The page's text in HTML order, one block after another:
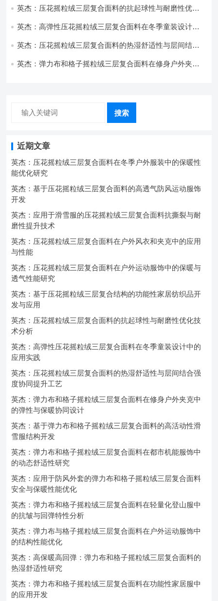
英杰：压花摇粒绒三层复合面料的抗起球性与耐磨性优化
英杰：高弹性压花摇粒绒三层复合面料在冬季童装设计中
英杰：压花摇粒绒三层复合面料的热湿舒适性与层间结合
英杰：弹力布和格子摇粒绒三层复合面料在修身户外夹克
搜索
近期文章
英杰：压花摇粒绒三层复合面料在冬季户外服装中的保暖性
能优化研究
英杰：基于压花摇粒绒三层复合面料的高透气防风运动服饰
开发
英杰：应用于滑雪服的压花摇粒绒三层复合面料抗撕裂与耐
磨性提升技术
英杰：压花摇粒绒三层复合面料在户外风衣和夹克中的应用
与性能
英杰：压花摇粒绒三层复合面料在户外运动服饰中的保暖与
透气性能研究
英杰：基于压花摇粒绒三层复合结构的功能性家居纺织品开
发与应用
英杰：压花摇粒绒三层复合面料的抗起球性与耐磨性优化技
术分析
英杰：高弹性压花摇粒绒三层复合面料在冬季童装设计中的
应用实践
英杰：压花摇粒绒三层复合面料的热湿舒适性与层间结合强
度协同提升工艺
英杰：弹力布和格子摇粒绒三层复合面料在修身户外夹克中
的弹性与保暖协同设计
英杰：基于弹力布和格子摇粒绒三层复合面料的高活动性滑
雪服结构开发
英杰：弹力布和格子摇粒绒三层复合面料在都市机能服饰中
的动态舒适性研究
英杰：应用于防风外套的弹力布和格子摇粒绒三层复合面料
安全与保暖性能优化
英杰：弹力布和格子摇粒绒三层复合面料在轻量化登山服中
的抗皱与回弹特性分析
英杰：弹力布与格子摇粒绒三层复合面料在户外运动服饰中
的结构性能优化
英杰：高保暖高回弹：弹力布和格子摇粒绒三层复合面料的
热湿舒适性研究
英杰：弹力布和格子摇粒绒三层复合面料在功能性家居服中
的应用开发